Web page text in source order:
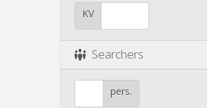
KV
Searchers
pers.